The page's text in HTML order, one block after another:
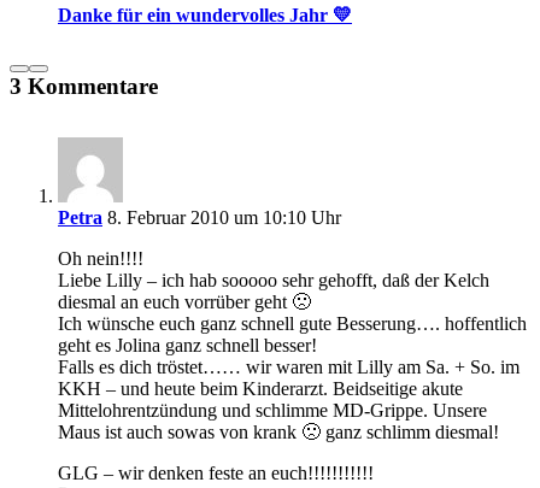
Danke für ein wundervolles Jahr 💛
3 Kommentare
Petra 8. Februar 2010 um 10:10 Uhr
Oh nein!!!!
Liebe Lilly – ich hab sooooo sehr gehofft, daß der Kelch
diesmal an euch vorrüber geht 🙁
Ich wünsche euch ganz schnell gute Besserung…. hoffentlich
geht es Jolina ganz schnell besser!
Falls es dich tröstet…… wir waren mit Lilly am Sa. + So. im
KKH – und heute beim Kinderarzt. Beidseitige akute
Mittelohrentzündung und schlimme MD-Grippe. Unsere
Maus ist auch sowas von krank 🙁 ganz schlimm diesmal!
GLG – wir denken feste an euch!!!!!!!!!!!